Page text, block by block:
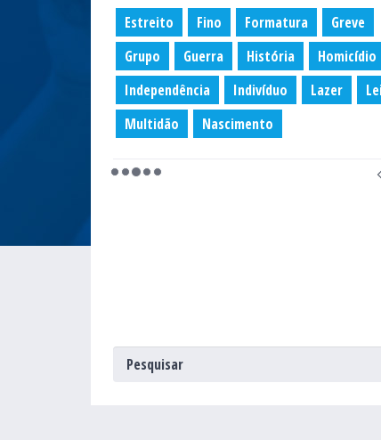
Estreito Fino Formatura
Greve
Grupo
Guerra História
Homicídio
Independência
Indivíduo Lazer
Multidão
Nascimento